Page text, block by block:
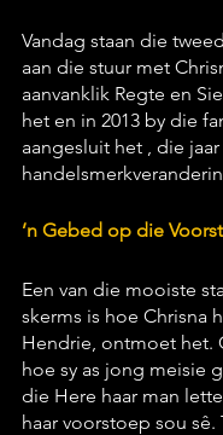
Vandag staan die
aan die stuur met
aanvanklik Regte en
het en in 2013 by die
aangesluit het , die
’n Gebed op die
Een van die mooiste
skerms is hoe Chrisna
Hendrie, ontmoet het.
hoe sy as jong meisie
die Here haar man
haar voorstoep sou sê.